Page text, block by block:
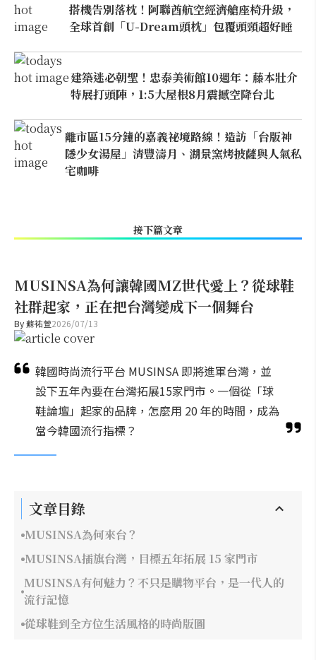
搭機告別落枕！阿聯酋航空經濟艙座椅升級，
全球首創「U-Dream頭枕」包覆頭頸超好睡
建築迷必朝聖！忠泰美術館10週年：藤本壯介
特展打頭陣，1:5大屋根8月震撼空降台北
離市區15分鐘的嘉義祕境路線！造訪「台版神
隱少女湯屋」清豐濤月、湖景窯烤披薩與人氣私
宅咖啡
接下篇文章
MUSINSA為何讓韓國MZ世代愛上？從球鞋
社群起家，正在把台灣變成下一個舞台
By蘇祐萱2026/07/13
韓國時尚流行平台 MUSINSA 即將進軍台灣，並
設下五年內要在台灣拓展15家門市。一個從「球
鞋論壇」起家的品牌，怎麼用 20 年的時間，成為
當今韓國流行指標？
文章目錄
MUSINSA為何來台？
MUSINSA插旗台灣，目標五年拓展 15 家門市
MUSINSA有何魅力？不只是購物平台，是一代人的
流行記憶
從球鞋到全方位生活風格的時尚版圖